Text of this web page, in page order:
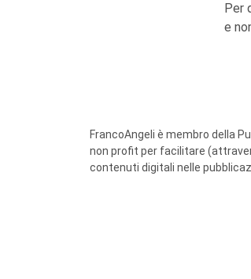
Per
e
FrancoAngeli è membro della
non profit per facilitare
contenuti digitali nelle